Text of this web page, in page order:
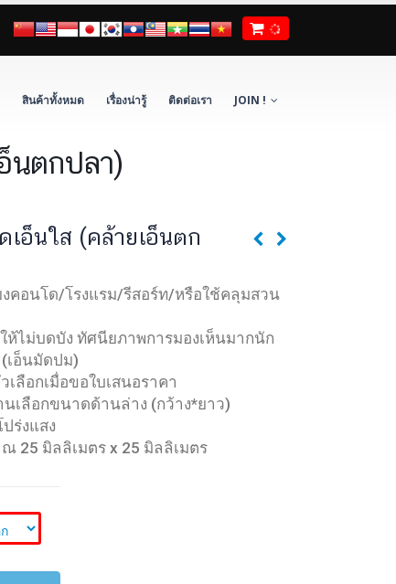
สินค้าทั้งหมด เรื่องน่ารู้ ติดต่อเรา JOIN !
นตกปลา)
อ็นใส (คล้ายเอ็นตก
งคอนโด/โรงแรม/รีสอร์ท/หรือใช้คลุมสวน
ห้ไม่บดบัง ทัศนียภาพการมองเห็นมากนัก
เอ็นมัดปม)
ลือกเมื่อขอใบเสนอราคา
เลือกขนาดด้านล่าง (กว้าง*ยาว)
ร่งแสง
25 มิลลิเมตร x 25 มิลลิเมตร